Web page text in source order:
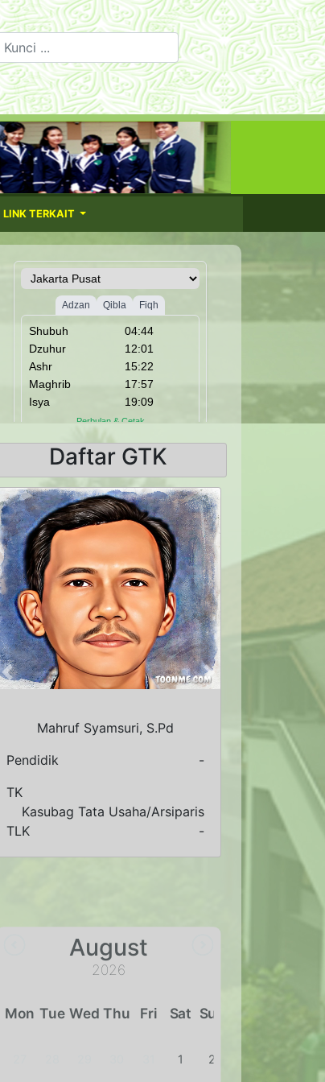
LINK TERKAIT
Daftar GTK
Dra. Hj. Erni Heryani, M.Pd
Pendidik
TK
TLK
Previous Next
August
2026
Mon Tue Wed Thu Fri Sat Sun
1 2